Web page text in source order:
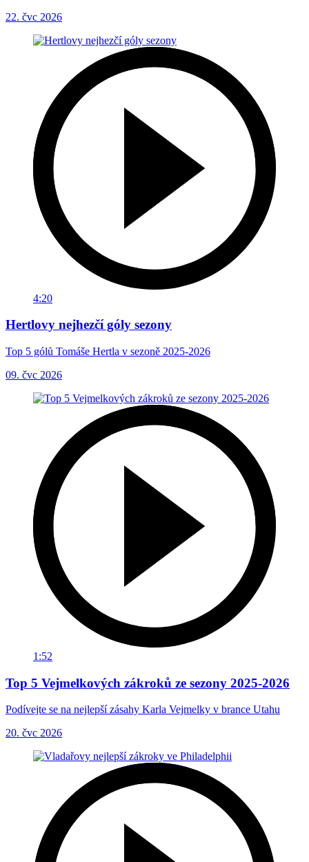
22. čvc 2026
4:20
Hertlovy nejhezčí góly sezony
Top 5 gólů Tomáše Hertla v sezoně 2025-2026
09. čvc 2026
1:52
Top 5 Vejmelkových zákroků ze sezony 2025-2026
Podívejte se na nejlepší zásahy Karla Vejmelky v brance Utahu
20. čvc 2026